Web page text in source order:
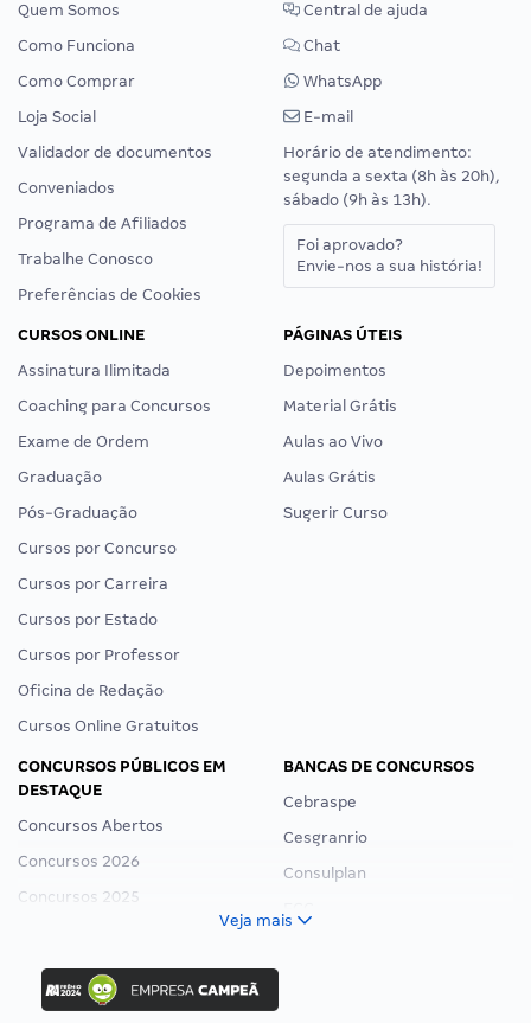
Quem Somos
Como Funciona
Como Comprar
Loja Social
Validador de documentos
Conveniados
Programa de Afiliados
Trabalhe Conosco
Preferências de Cookies
Central de ajuda
Chat
WhatsApp
E-mail
Horário de atendimento:
segunda a sexta (8h às 20h),
sábado (9h às 13h).
Foi aprovado?
Envie-nos a sua história!
CURSOS ONLINE
Assinatura Ilimitada
Coaching para Concursos
Exame de Ordem
Graduação
Pós-Graduação
Cursos por Concurso
Cursos por Carreira
Cursos por Estado
Cursos por Professor
Oficina de Redação
Cursos Online Gratuitos
PÁGINAS ÚTEIS
Depoimentos
Material Grátis
Aulas ao Vivo
Aulas Grátis
Sugerir Curso
CONCURSOS PÚBLICOS EM
DESTAQUE
Concursos Abertos
Concursos 2026
Concursos 2025
Concurso Ibama
Concurso MPU
BANCAS DE CONCURSOS
Cebraspe
Cesgranrio
Consulplan
Veja mais